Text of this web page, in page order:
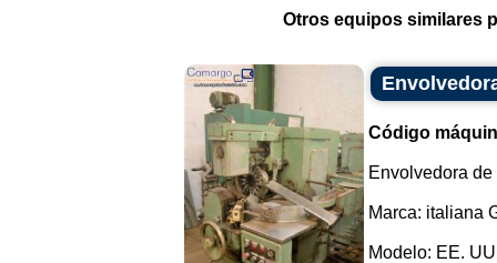
Otros equipos similares
Código
Envolvedora
Marca: italiana
Modelo: EE.